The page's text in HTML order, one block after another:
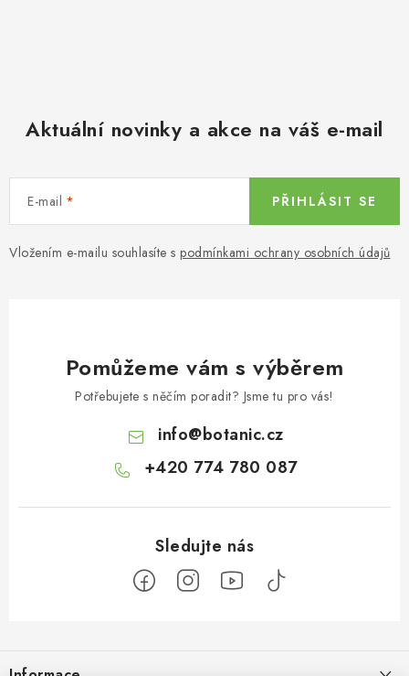
Aktuální novinky a akce na váš e-mail
E-mail
Vložením e-mailu souhlasíte s podmínkami ochrany osobních údajů
PŘIHLÁSIT SE
Pomůžeme vám s výběrem
Potřebujete s něčím poradit? Jsme tu pro vás!
info@botanic.cz
+420 774 780 087